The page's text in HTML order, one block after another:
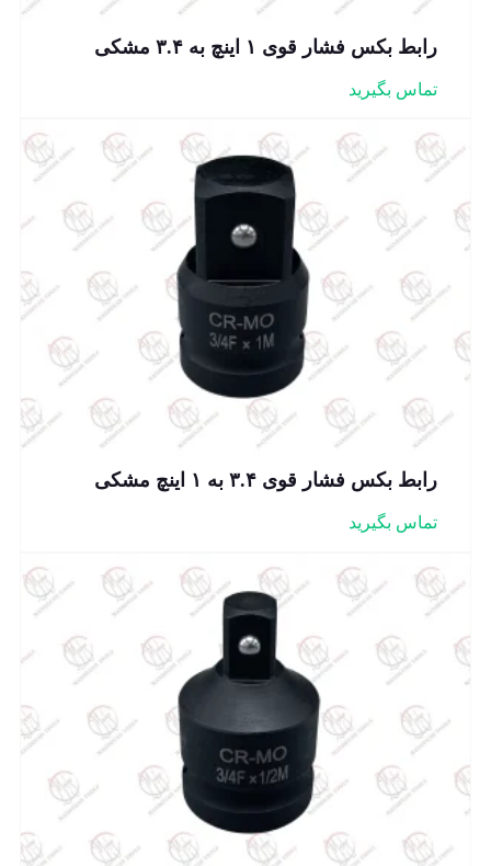
رابط بکس فشار قوی ۱ اینچ به ۳.۴ مشکی
تماس بگیرید
رابط بکس فشار قوی ۳.۴ به ۱ اینچ مشکی
تماس بگیرید